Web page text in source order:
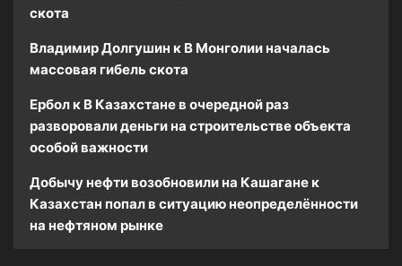
скота
Владимир Долгушин к В Монголии началась
массовая гибель скота
Ербол к В Казахстане в очередной раз
разворовали деньги на строительстве объекта
особой важности
Добычу нефти возобновили на Кашагане к
Казахстан попал в ситуацию неопределённости
на нефтяном рынке